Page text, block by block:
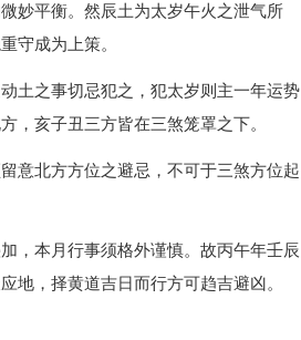
妙平衡。然辰土为太岁午火之泄气所
守成为上策。
土之事切忌犯之，犯太岁则主一年运势
，亥子丑三方皆在三煞笼罩之下。
意北方方位之避忌，不可于三煞方位起
，本月行事须格外谨慎。故丙午年壬辰
地，择黄道吉日而行方可趋吉避凶。